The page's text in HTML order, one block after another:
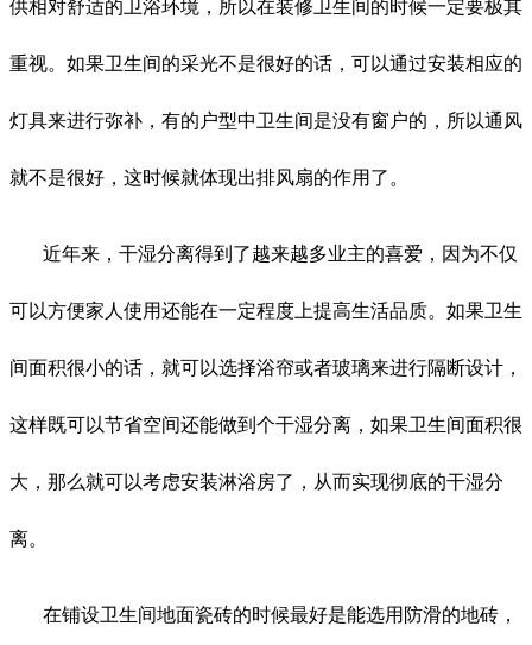
供相对舒适的卫浴环境，所以在装修卫生间的时候一定要极其
重视。如果卫生间的采光不是很好的话，可以通过安装相应的
灯具来进行弥补，有的户型中卫生间是没有窗户的，所以通风
就不是很好，这时候就体现出排风扇的作用了。
近年来，干湿分离得到了越来越多业主的喜爱，因为不仅
可以方便家人使用还能在一定程度上提高生活品质。如果卫生
间面积很小的话，就可以选择浴帘或者玻璃来进行隔断设计，
这样既可以节省空间还能做到个干湿分离，如果卫生间面积很
大，那么就可以考虑安装淋浴房了，从而实现彻底的干湿分
离。
在铺设卫生间地面瓷砖的时候最好是能选用防滑的地砖，